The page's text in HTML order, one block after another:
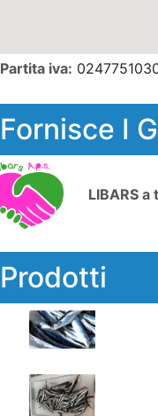
Partita iva:
Fornisce I
LIBARS a
Prodotti